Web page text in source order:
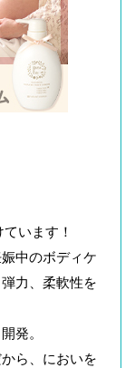
います！
中のボディケ
力、柔軟性を
発。
ら、においを